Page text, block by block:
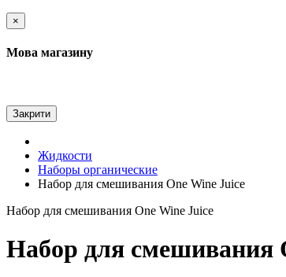
×
Мова магазину
Закрити
Жидкости
Наборы органические
Набор для смешивания One Wine Juice
Набор для смешивания One Wine Juice
Набор для смешивания